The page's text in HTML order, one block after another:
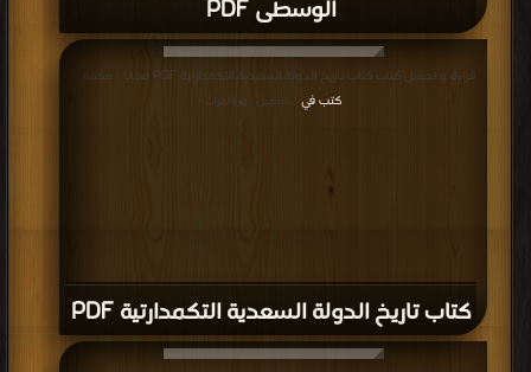
كتاب تاريخ الدولة السعدية التكمدارتية PDF
قراءة و تحميل كتاب كتاب تاريخ الدولة السعدية التكمدارتية PDF مجانا | مكتبة >
كتب في
قراءة و تحميل كتاب كتاب نبذة تاريخية عن مدينة عنيزة PDF مجانا | مكتبة >